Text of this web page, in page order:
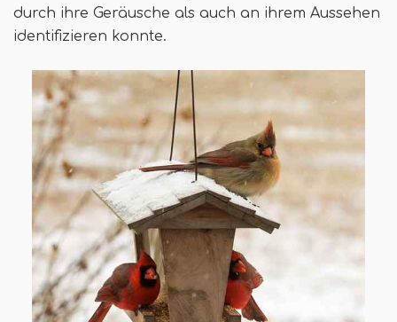
durch ihre Geräusche als auch an ihrem Aussehen
identifizieren konnte.